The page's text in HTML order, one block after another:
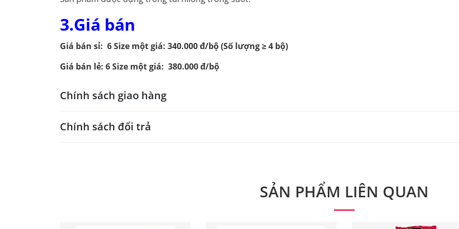
3.Giá bán
Giá bán sỉ: 6 Size một giá: 340.000 đ/bộ (Số lượng ≥ 4 bộ)
Giá bán lẻ: 6 Size một giá: 380.000 đ/bộ
Chính sách giao hàng
- Với những khách hàng đến mua hàng tại trụ sở cửa hàng của TRUNG SPORT, Quý khách sẽ nhận hàng
Chính sách đổi trả
TRUNG SPORT sẽ thực hiện việc đổi/trả hàng và hoàn tiền cho khách hàng trong những trường hợp sau.
SẢN PHẨM LIÊN QUAN